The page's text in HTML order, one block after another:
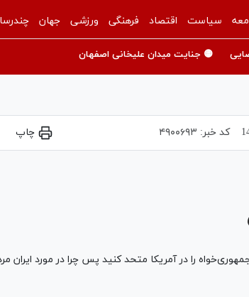
سیاست اقتصاد فرهنگی ورزشی جهان
🟡 جنایت میدان علیخانی اصفهان
کد خبر: ۴۹۰۰۶۹۳ چاپ
را در آمریکا متحد کنید پس چرا در مورد ایران